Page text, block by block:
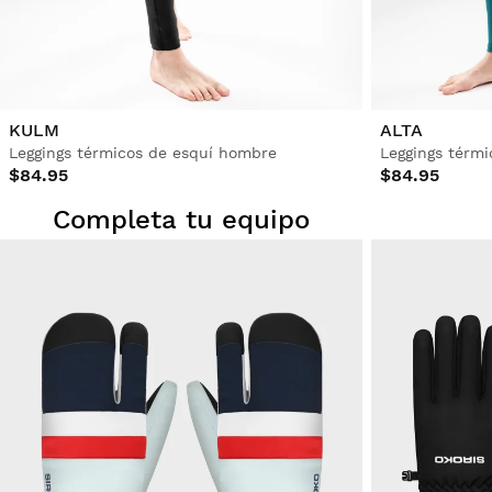
KULM
Leggings térmicos de esquí hombre
$84.95
ALTA
Leggings
$84.95
Completa tu equipo